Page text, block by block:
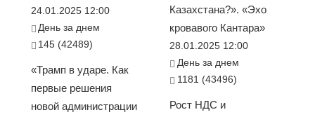
24.01.2025 12:00
День за днем
145 (42489)
«Трамп в ударе. Как
первые решения
новой администрации
Казахстана?». «Эхо
кровавого Кантара»
28.01.2025 12:00
День за днем
1181 (43496)
Рост НДС и